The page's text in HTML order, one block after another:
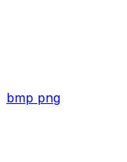
bmp png